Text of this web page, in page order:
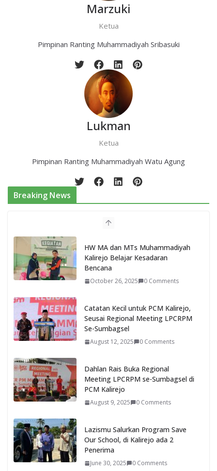
Marzuki
Ketua
Pimpinan Ranting Muhammadiyah Sribasuki
Lukman
Ketua
Pimpinan Ranting Muhammadiyah Watu Agung
Breaking News
HW MA dan MTs Muhammadiyah
Kalirejo Belajar Kesadaran
Bencana
October 26, 2025 0 Comments
Catatan Kecil untuk PCM Kalirejo,
Seusai Regional Meeting LPCRPM
Se-Sumbagsel
August 12, 2025 0 Comments
Dahlan Rais Buka Regional
Meeting LPCRPM se-Sumbagsel di
PCM Kalirejo
August 9, 2025 0 Comments
Lazismu Salurkan Program Save
Our School, di Kalirejo ada 2
Penerima
June 30, 2025 0 Comments